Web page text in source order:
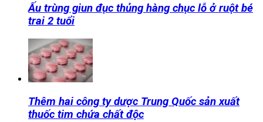
Ấu trùng giun đục thủng hàng chục lỗ ở ruột bé
trai 2 tuổi
Thêm hai công ty dược Trung Quốc sản xuất
thuốc tim chứa chất độc